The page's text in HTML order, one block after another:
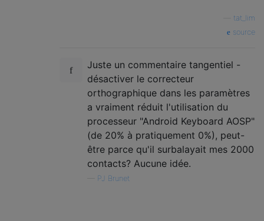
tat_lim
source
Juste un commentaire tangentiel -
désactiver le correcteur
orthographique dans les paramètres
a vraiment réduit l'utilisation du
processeur "Android Keyboard AOSP"
(de 20% à pratiquement 0%), peut-
être parce qu'il surbalayait mes 2000
contacts? Aucune idée.
PJ Brunet